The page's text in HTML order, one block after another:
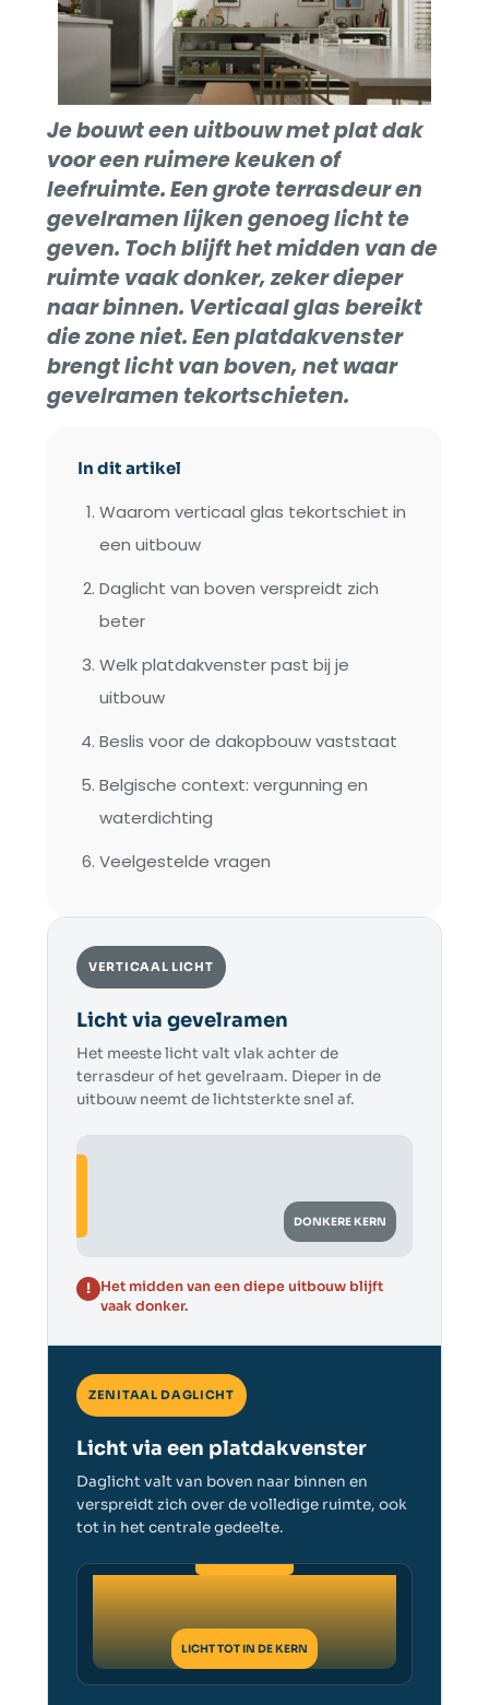
Je bouwt een uitbouw met plat dak
voor een ruimere keuken of
leefruimte. Een grote terrasdeur en
gevelramen lijken genoeg licht te
geven. Toch blijft het midden van de
ruimte vaak donker, zeker dieper
naar binnen. Verticaal glas bereikt
die zone niet. Een platdakvenster
brengt licht van boven, net waar
gevelramen tekortschieten.
In dit artikel
Waarom verticaal glas tekortschiet in
een uitbouw
Daglicht van boven verspreidt zich
beter
Welk platdakvenster past bij je
uitbouw
Beslis voor de dakopbouw vaststaat
Belgische context: vergunning en
waterdichting
Veelgestelde vragen
VERTICAAL LICHT
Licht via gevelramen
Het meeste licht valt vlak achter de
terrasdeur of het gevelraam. Dieper in de
uitbouw neemt de lichtsterkte snel af.
DONKERE KERN
!
Het midden van een diepe uitbouw blijft
vaak donker.
ZENITAAL DAGLICHT
Licht via een platdakvenster
Daglicht valt van boven naar binnen en
verspreidt zich over de volledige ruimte, ook
tot in het centrale gedeelte.
LICHT TOT IN DE KERN